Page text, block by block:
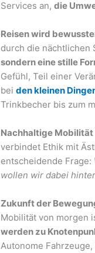
Services an,die
Reisen wird
durch die nächtlichen
sondern eine stille
Gefühl, Teil einer
beiden kleinen
Trinkbecher bis zum
Nachhaltige Mobilität
verbindet Ethik mit
entscheidende Frage:
wollen wir dabei
Zukunft der
Mobilität von morgen
werden zu
Autonome